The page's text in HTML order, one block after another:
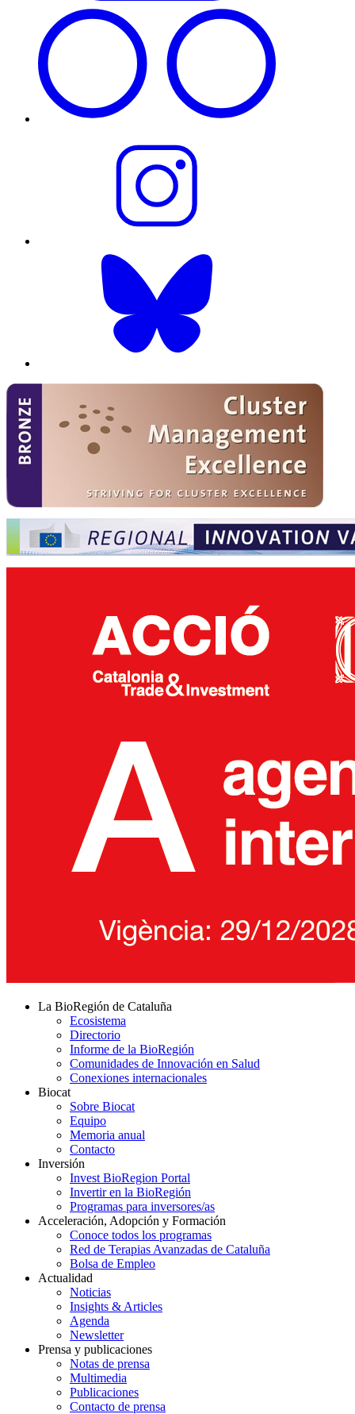
La BioRegión de Cataluña
Ecosistema
Directorio
Informe de la BioRegión
Comunidades de Innovación en Salud
Conexiones internacionales
Biocat
Sobre Biocat
Equipo
Memoria anual
Contacto
Inversión
Invest BioRegion Portal
Invertir en la BioRegión
Programas para inversores/as
Acceleración, Adopción y Formación
Conoce todos los programas
Red de Terapias Avanzadas de Cataluña
Bolsa de Empleo
Actualidad
Noticias
Insights & Articles
Agenda
Newsletter
Prensa y publicaciones
Notas de prensa
Multimedia
Publicaciones
Contacto de prensa